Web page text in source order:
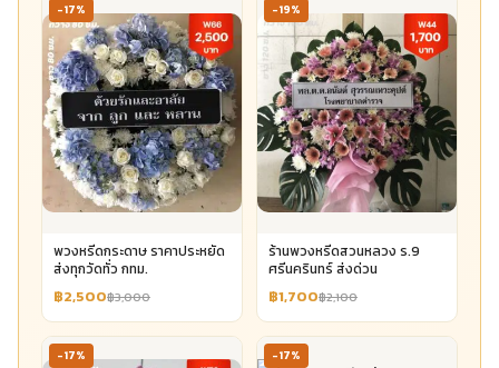
-17%
พวงหรีดกระดาษ ราคาประหยัด
ส่งทุกวัดทั่ว กทม.
฿2,500฿3,000
-19%
ร้านพวงหรีดสวนหลวง ร.9
ศรีนครินทร์ ส่งด่วน
฿1,700฿2,100
-17% -17%